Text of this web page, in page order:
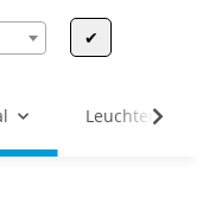
✔
Leuchten &